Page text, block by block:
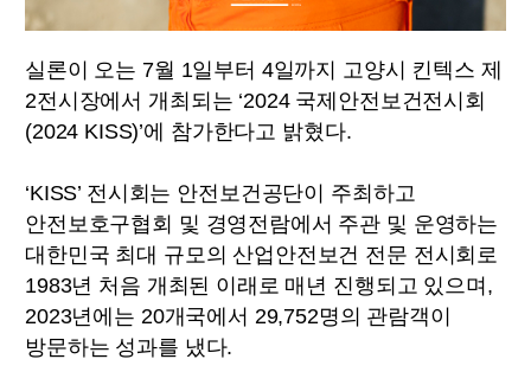
실론이 오는 7월 1일부터 4일까지 고양시 킨텍스 제
2전시장에서 개최되는 ‘2024 국제안전보건전시회
(2024 KISS)’에 참가한다고 밝혔다.
‘KISS’ 전시회는 안전보건공단이 주최하고
안전보호구협회 및 경영전람에서 주관 및 운영하는
대한민국 최대 규모의 산업안전보건 전문 전시회로
1983년 처음 개최된 이래로 매년 진행되고 있으며,
2023년에는 20개국에서 29,752명의 관람객이
방문하는 성과를 냈다.